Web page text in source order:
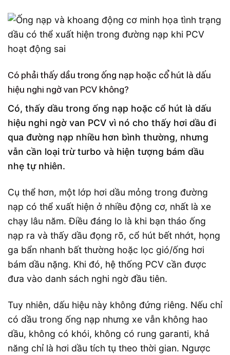
Có phải thấy dầu trong ống nạp hoặc cổ hút là dấu
hiệu nghi ngờ van PCV không?
Có, thấy dầu trong ống nạp hoặc cổ hút là dấu
hiệu nghi ngờ van PCV vì nó cho thấy hơi dầu đi
qua đường nạp nhiều hơn bình thường, nhưng
vẫn cần loại trừ turbo và hiện tượng bám dầu
nhẹ tự nhiên.
Cụ thể hơn, một lớp hơi dầu mỏng trong đường
nạp có thể xuất hiện ở nhiều động cơ, nhất là xe
chạy lâu năm. Điều đáng lo là khi bạn tháo ống
nạp ra và thấy dầu đọng rõ, cổ hút bết nhớt, họng
ga bẩn nhanh bất thường hoặc lọc gió/ống hơi
bám dầu nặng. Khi đó, hệ thống PCV cần được
đưa vào danh sách nghi ngờ đầu tiên.
Tuy nhiên, dấu hiệu này không đứng riêng. Nếu chỉ
có dầu trong ống nạp nhưng xe vẫn không hao
dầu, không có khói, không có rung garanti, khả
năng chỉ là hơi dầu tích tụ theo thời gian. Ngược